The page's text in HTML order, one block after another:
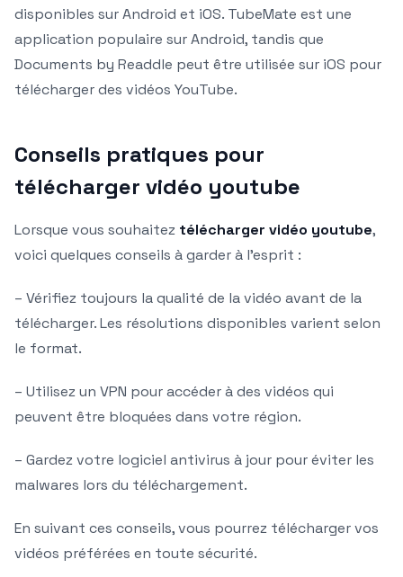
disponibles sur Android et iOS. TubeMate est une
application populaire sur Android, tandis que
Documents by Readdle peut être utilisée sur iOS pour
télécharger des vidéos YouTube.
Conseils pratiques pour
télécharger vidéo youtube
Lorsque vous souhaitez télécharger vidéo youtube,
voici quelques conseils à garder à l’esprit :
– Vérifiez toujours la qualité de la vidéo avant de la
télécharger. Les résolutions disponibles varient selon
le format.
– Utilisez un VPN pour accéder à des vidéos qui
peuvent être bloquées dans votre région.
– Gardez votre logiciel antivirus à jour pour éviter les
malwares lors du téléchargement.
En suivant ces conseils, vous pourrez télécharger vos
vidéos préférées en toute sécurité.